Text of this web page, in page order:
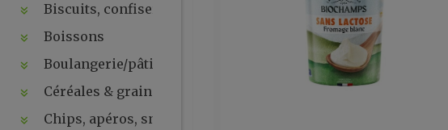
Biscuits, confiseries, chocolats, snacks
Boissons
Boulangerie/pâtisseries
Céréales & graines
Chips, apéros, snacks, crackers ...